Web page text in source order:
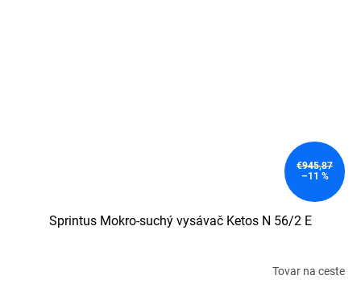
€945,87
–11 %
Sprintus Mokro-suchý vysávač Ketos N 56/2 E
Tovar na ceste